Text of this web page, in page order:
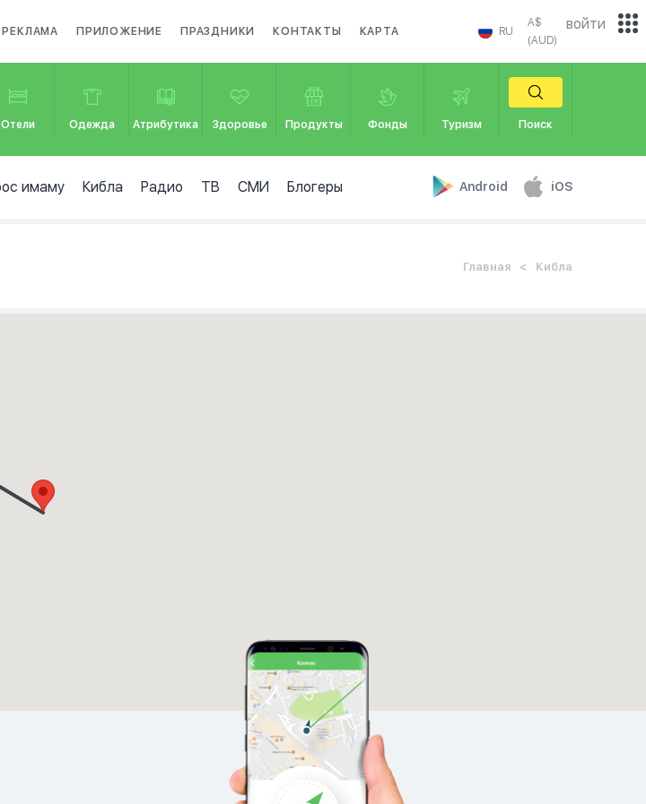
РЕКЛАМА ПРИЛОЖЕНИЕ ПРАЗДНИКИ КОНТАКТЫ КАРТА RU
A$
(AUD)
Отели Одежда Атрибутика Здоровье Продукты Фонды Туризм Поиск
имаму Кибла Радио ТВ СМИ Блогеры Android iOS
войти
Главная Кибла